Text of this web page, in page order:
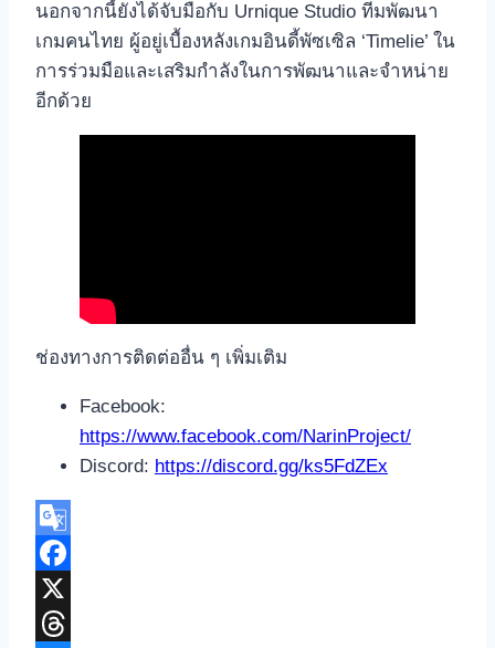
นอกจากนี้ยังได้จับมือกับ Urnique Studio ทีมพัฒนา
เกมคนไทย ผู้อยู่เบื้องหลังเกมอินดี้พัซเซิล ‘Timelie’ ใน
การร่วมมือและเสริมกำลังในการพัฒนาและจำหน่าย
อีกด้วย
ช่องทางการติดต่ออื่น ๆ เพิ่มเติม
Facebook:
https://www.facebook.com/NarinProject/
Discord: https://discord.gg/ks5FdZEx
Google
Translate
Facebook
X